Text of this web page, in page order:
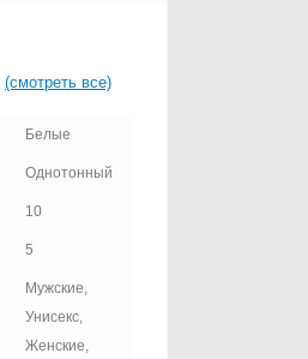
(смотреть все)
Белые
Однотонный
10
5
Мужские,
Унисекс,
Женские,